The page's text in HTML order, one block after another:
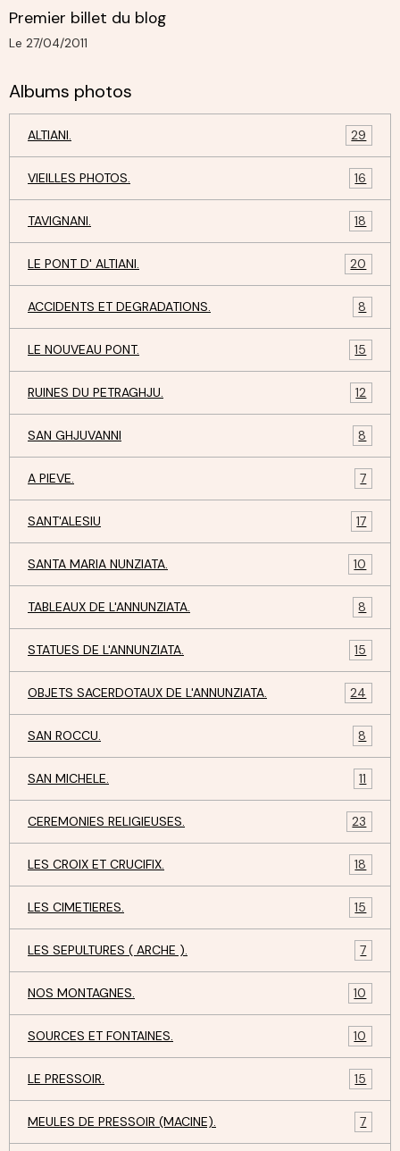
Premier billet du blog
Le 27/04/2011
Albums photos
ALTIANI. 29
VIEILLES PHOTOS. 16
TAVIGNANI. 18
LE PONT D' ALTIANI. 20
ACCIDENTS ET DEGRADATIONS. 8
LE NOUVEAU PONT. 15
RUINES DU PETRAGHJU. 12
SAN GHJUVANNI 8
A PIEVE. 7
SANT'ALESIU 17
SANTA MARIA NUNZIATA. 10
TABLEAUX DE L'ANNUNZIATA. 8
STATUES DE L'ANNUNZIATA. 15
OBJETS SACERDOTAUX DE L'ANNUNZIATA. 24
SAN ROCCU. 8
SAN MICHELE. 11
CEREMONIES RELIGIEUSES. 23
LES CROIX ET CRUCIFIX. 18
LES CIMETIERES. 15
LES SEPULTURES ( ARCHE ). 7
NOS MONTAGNES. 10
SOURCES ET FONTAINES. 10
LE PRESSOIR. 15
MEULES DE PRESSOIR (MACINE). 7